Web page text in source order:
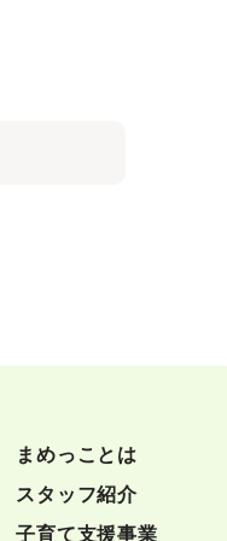
まめっことは
スタッフ紹介
子育て支援事業